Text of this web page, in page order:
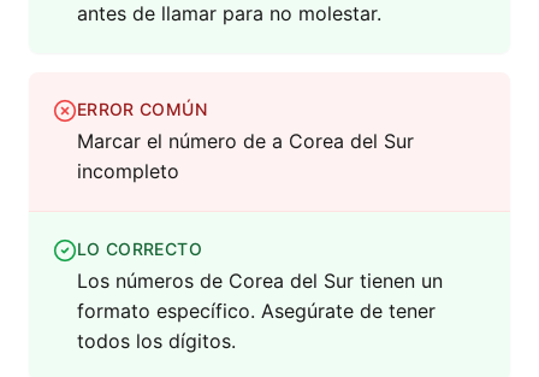
antes de llamar para no molestar.
ERROR COMÚN
Marcar el número de a Corea del Sur
incompleto
LO CORRECTO
Los números de Corea del Sur tienen un
formato específico. Asegúrate de tener
todos los dígitos.